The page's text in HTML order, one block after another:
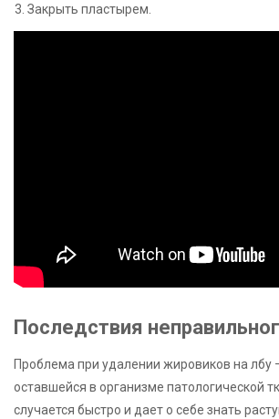
Закрыть пластырем.
Последствия
Проблема при удалении жировиков на лбу
оставшейся в организме патологической
случается быстро и дает о себе знать